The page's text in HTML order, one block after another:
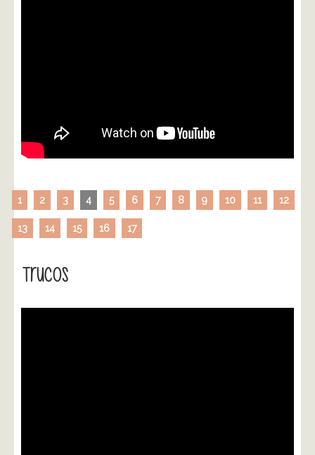
1 2 3 4 5 6 7 8 9 10 11 12
13 14 15 16 17
Trucos